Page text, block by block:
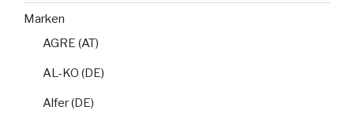
Marken
AGRE (AT)
AL-KO (DE)
Alfer (DE)